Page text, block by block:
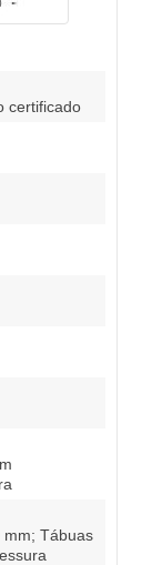
certificado
mm; Tábuas